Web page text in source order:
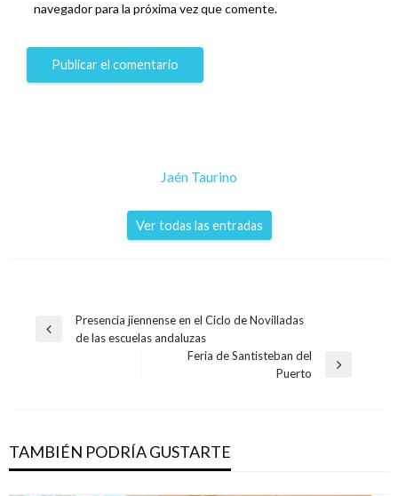
navegador para la próxima vez que comente.
Jaén Taurino
Ver todas las entradas
Navegación
Entrada
Presencia jiennense en el Ciclo de Novilladas
de las escuelas andaluzas
Feria de Santisteban del
Puerto
TAMBIÉN PODRÍA GUSTARTE